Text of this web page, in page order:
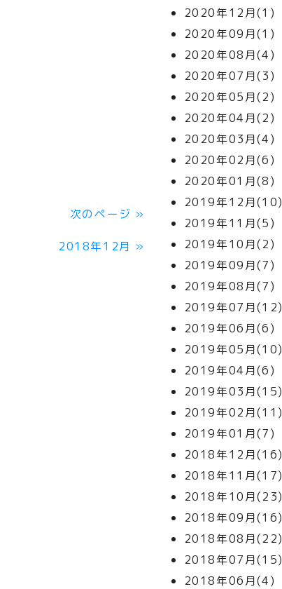
次のページ »
2018年12月 »
2020年12月(1)
2020年09月(1)
2020年08月(4)
2020年07月(3)
2020年05月(2)
2020年04月(2)
2020年03月(4)
2020年02月(6)
2020年01月(8)
2019年12月(10)
2019年11月(5)
2019年10月(2)
2019年09月(7)
2019年08月(7)
2019年07月(12)
2019年06月(6)
2019年05月(10)
2019年04月(6)
2019年03月(15)
2019年02月(11)
2019年01月(7)
2018年12月(16)
2018年11月(17)
2018年10月(23)
2018年09月(16)
2018年08月(22)
2018年07月(15)
2018年06月(4)